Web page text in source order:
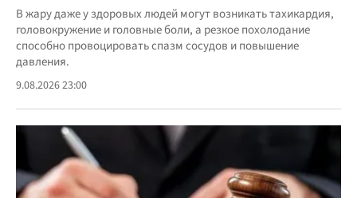
В жару даже у здоровых людей могут возникать тахикардия,
головокружение и головные боли, а резкое похолодание
способно провоцировать спазм сосудов и повышение
давления.
9.08.2026 23:00